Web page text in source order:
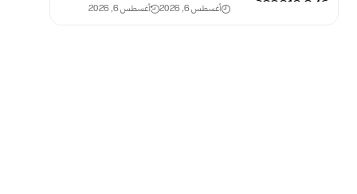
أغسطس 6, 2026 أغسطس 6, 2026